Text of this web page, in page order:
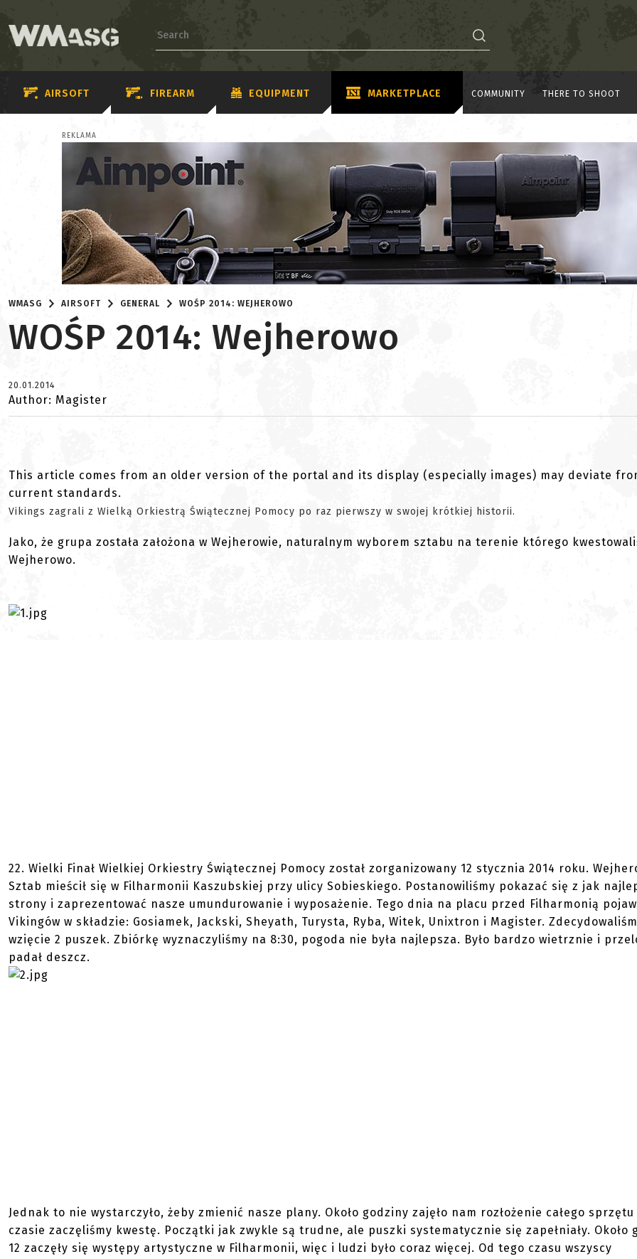
AIRSOFT FIREARM EQUIPMENT MARKETPLACE COMMUNITY THERE TO SHOOT
REKLAMA
WMASG AIRSOFT GENERAL WOŚP 2014: WEJHEROWO
WOŚP 2014: Wejherowo
20.01.2014
Author: Magister
This article comes from an older version of the portal and its display (especially images) may deviate
current standards.
Vikings zagrali z Wielką Orkiestrą Świątecznej Pomocy po raz pierwszy w swojej krótkiej historii.
Jako, że grupa została założona w Wejherowie, naturalnym wyborem sztabu na terenie którego
Wejherowo.
22. Wielki Finał Wielkiej Orkiestry Świątecznej Pomocy został zorganizowany 12 stycznia 2014 roku.
Sztab mieścił się w Filharmonii Kaszubskiej przy ulicy Sobieskiego. Postanowiliśmy pokazać się z jak
strony i zaprezentować nasze umundurowanie i wyposażenie. Tego dnia na placu przed Filharmonią
Vikingów w składzie: Gosiamek, Jackski, Sheyath, Turysta, Ryba, Witek, Unixtron i Magister.
wzięcie 2 puszek. Zbiórkę wyznaczyliśmy na 8:30, pogoda nie była najlepsza. Było bardzo wietrznie i
padał deszcz.
Jednak to nie wystarczyło, żeby zmienić nasze plany. Około godziny zajęło nam rozłożenie całego
czasie zaczęliśmy kwestę. Początki jak zwykle są trudne, ale puszki systematycznie się zapełniały. Około
12 zaczęły się występy artystyczne w Filharmonii, więc i ludzi było coraz więcej. Od tego czasu wszyscy